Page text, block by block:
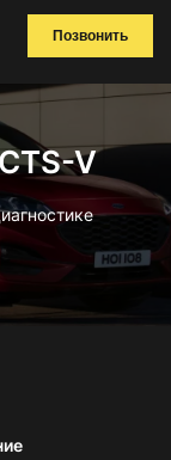
Позвонить
V